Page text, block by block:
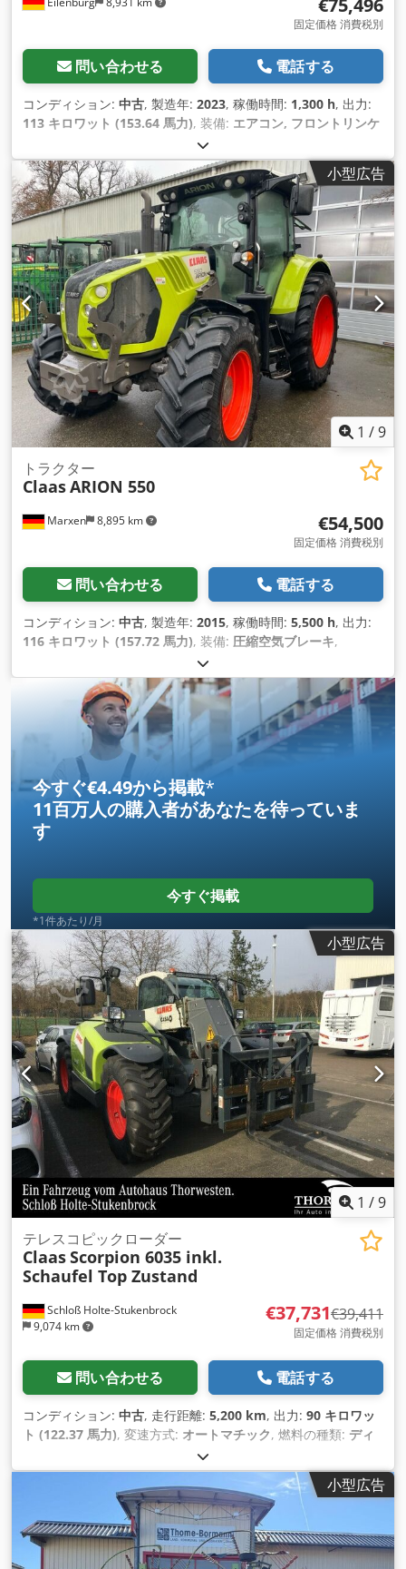
固定価格 消費税別
問い合わせる 電話する
コンディション: 中古, 製造年: 2023, 稼働時間: 1,300 h, 出力:
113 キロワット (153.64 馬力), 装備: エアコン, フロントリンケ
小型広告
1 /9
Marxen 8,895 km
トラクター
ClaasARION 550
€54,500
固定価格 消費税別
問い合わせる 電話する
コンディション: 中古, 製造年: 2015, 稼働時間: 5,500 h, 出力:
116 キロワット (157.72 馬力), 装備: 圧縮空気ブレーキ,
今すぐ€4.49から掲載*
11百万人の購入者があなたを待っていま
す
今すぐ掲載
*1件あたり/月
小型広告
1 /9
Schloß Holte-Stukenbrock
9,074 km
テレスコピックローダー
ClaasScorpion 6035 inkl.
Schaufel Top Zustand
€37,731€39,411
固定価格 消費税別
問い合わせる 電話する
コンディション: 中古, 走行距離: 5,200 km, 出力: 90 キロワッ
ト (122.37 馬力), 変速方式: オートマチック, 燃料の種類: ディ
8,500 kg（キログラム）
kg（キログラム）, 最大積載重量:2,900 kg（キログラム）, 揚
6,150,000 mm, 座席数:1, 初回登録:01/2016, 稼働時間:
46,800 mm, 運転席:その他, ホイールベース:
2,850 mm,
小型広告